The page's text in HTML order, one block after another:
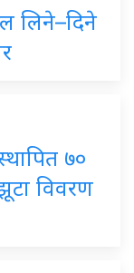
लिने–दिने
७०
विवरण